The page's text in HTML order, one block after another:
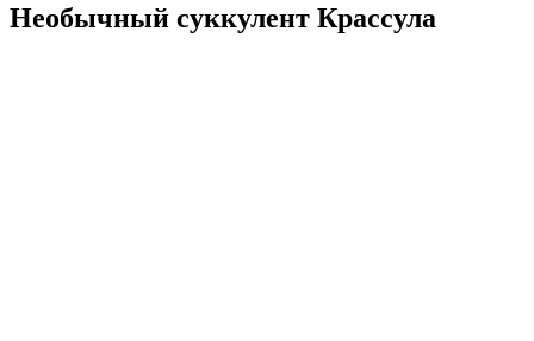
Необычный суккулент Крассула